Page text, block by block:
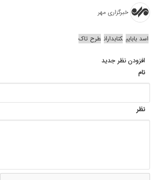
خبرگزاری مهر
اسد بابایی کتابداران طرح تاک
افزودن نظر جدید
نام
نظر